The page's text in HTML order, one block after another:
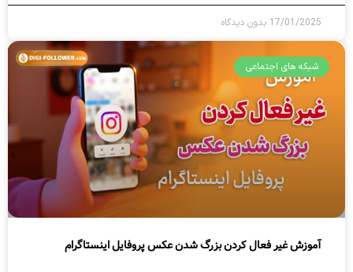
17/01/2025 بدون دیدگاه
شبکه های اجتماعی
آموزش غیر فعال کردن بزرگ شدن عکس پروفایل اینستاگرام